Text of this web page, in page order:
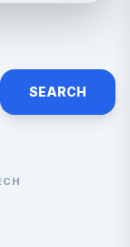
SEARCH